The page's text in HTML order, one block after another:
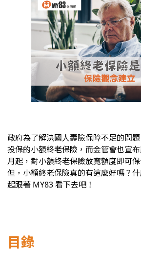
政府為了解決國人壽險保障不足的問
投保的小額終老保險，而金管會也宣
月起，對小額終老保險放寬額度即可保
但，小額終老保險真的有這麼好嗎？
起跟著 MY83 看下去吧！
目錄